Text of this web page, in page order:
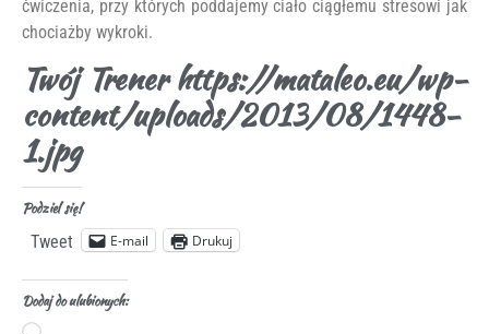
ćwiczenia, przy których poddajemy ciało ciągłemu stresowi jak
chociażby wykroki.
Twój Trener https://mataleo.eu/wp-
content/uploads/2013/08/1448-
1.jpg
Podziel się!
Tweet E-mail Drukuj
Dodaj do ulubionych: